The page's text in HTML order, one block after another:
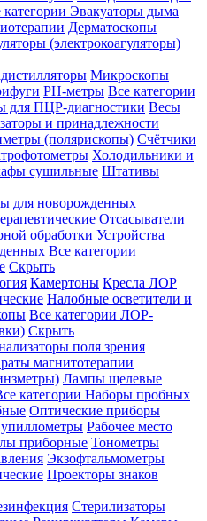
категории Эвакуаторы дыма
Дерматоскопы
(электрокоагуляторы)
Микроскопы
PH-метры Все категории
для ПЦР-диагностики Весы
и принадлежности
(полярископы) Счётчики
Холодильники и
сушильные Штативы
для новорожденных
Отсасыватели
обработки Устройства
Все категории
Скрыть
Камертоны Кресла ЛОР
Налобные осветители и
Все категории ЛОР-
Скрыть
поля зрения
магнитотерапии
Лампы щелевые
категории Наборы пробных
Оптические приборы
Рабочее место
приборные Тонометры
Экзофтальмометры
Проекторы знаков
Стерилизаторы